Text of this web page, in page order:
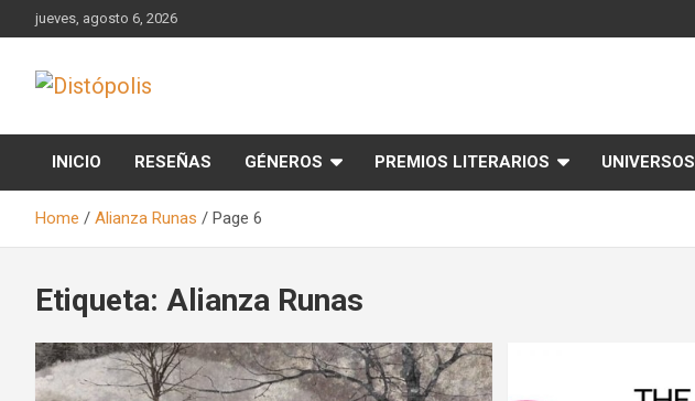
to
jueves, agosto 6, 2026
Distópolis
INICIO RESEÑAS GÉNEROS PREMIOS LITERARIOS UNIVERSOS
Home Alianza Runas Page 6
Etiqueta: Alianza Runas